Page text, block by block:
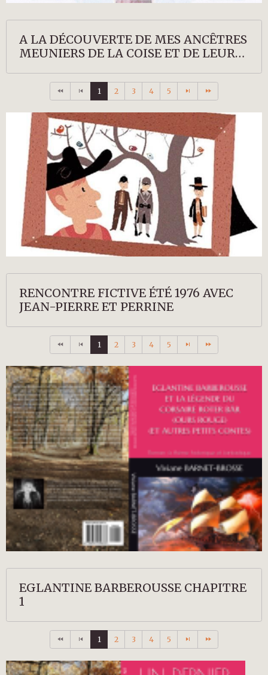
A LA DÉCOUVERTE DE MES ANCÊTRES
MEUNIERS DE LA COISE ET DE LEURS
1 2 3 4 5
RENCONTRE FICTIVE ÉTÉ 1976 AVEC
JEAN-PIERRE ET PERRINE
1 2 3 4 5
EGLANTINE BARBEROUSSE CHAPITRE
1
1 2 3 4 5